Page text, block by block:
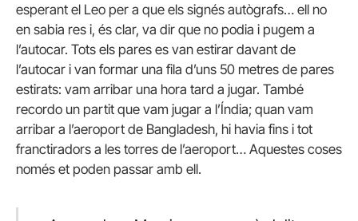
esperant el Leo per a que els signés autògrafs… ell no
en sabia res i, és clar, va dir que no podia i pugem a
l’autocar. Tots els pares es van estirar davant de
l’autocar i van formar una fila d’uns 50 metres de pares
estirats: vam arribar una hora tard a jugar. També
recordo un partit que vam jugar a l’Índia; quan vam
arribar a l’aeroport de Bangladesh, hi havia fins i tot
franctiradors a les torres de l’aeroport… Aquestes coses
només et poden passar amb ell.